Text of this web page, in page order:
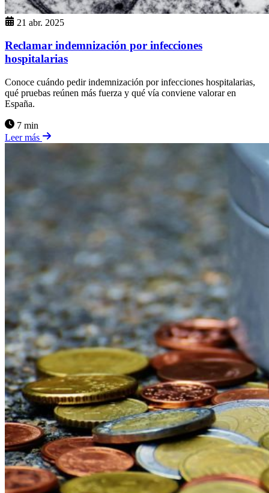
21 abr. 2025
Reclamar indemnización por infecciones
hospitalarias
Conoce cuándo pedir indemnización por infecciones hospitalarias,
qué pruebas reúnen más fuerza y qué vía conviene valorar en
España.
7 min
Leer más